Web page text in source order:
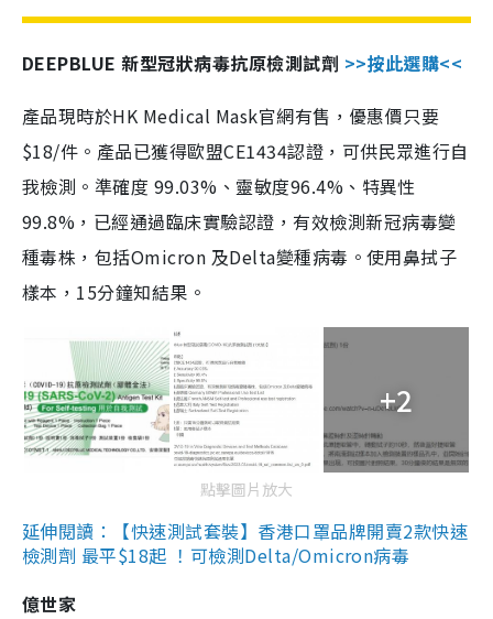
DEEPBLUE 新型冠狀病毒抗原檢測試劑 >>按此選購<<
產品現時於HK Medical Mask官網有售，優惠價只要
$18/件。產品已獲得歐盟CE1434認證，可供民眾進行自
我檢測。準確度 99.03%、靈敏度96.4%、特異性
99.8%，已經通過臨床實驗認證，有效檢測新冠病毒變
種毒株，包括Omicron 及Delta變種病毒。使用鼻拭子
樣本，15分鐘知結果。
+2
點擊圖片放大
延伸閱讀：【快速測試套裝】香港口罩品牌開賣2款快速
檢測劑 最平$18起 ！可檢測Delta/Omicron病毒
億世家